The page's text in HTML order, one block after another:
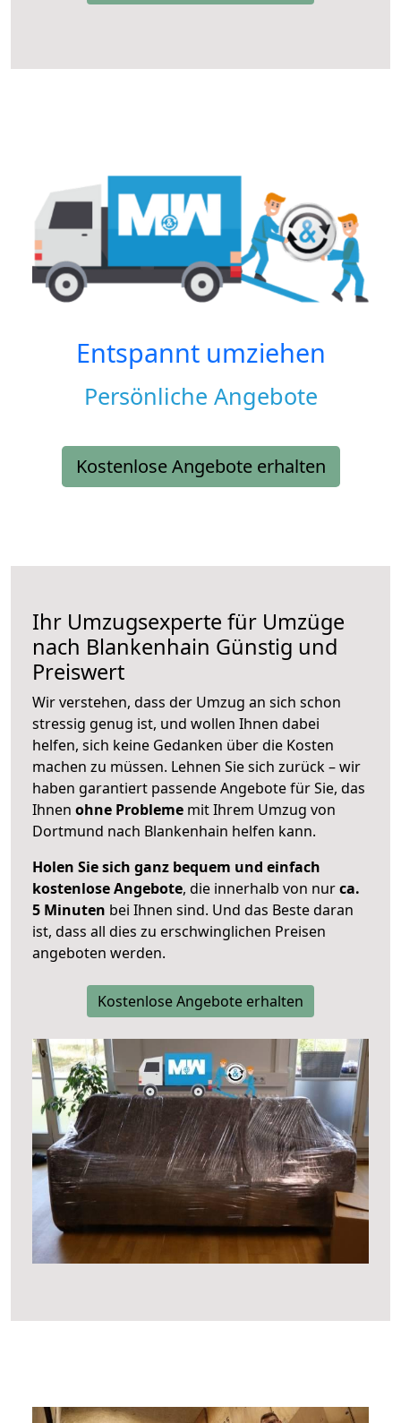
Entspannt umziehen
Persönliche Angebote
Kostenlose Angebote erhalten
Ihr Umzugsexperte für Umzüge
nach Blankenhain Günstig und
Preiswert
Wir verstehen, dass der Umzug an sich schon
stressig genug ist, und wollen Ihnen dabei
helfen, sich keine Gedanken über die Kosten
machen zu müssen. Lehnen Sie sich zurück – wir
haben garantiert passende Angebote für Sie, das
Ihnen ohne Probleme mit Ihrem Umzug von
Dortmund nach Blankenhain helfen kann.
Holen Sie sich ganz bequem und einfach
kostenlose Angebote, die innerhalb von nurca.
5 Minuten bei Ihnen sind. Und das Beste daran
ist, dass all dies zu erschwinglichen Preisen
angeboten werden.
Kostenlose Angebote erhalten